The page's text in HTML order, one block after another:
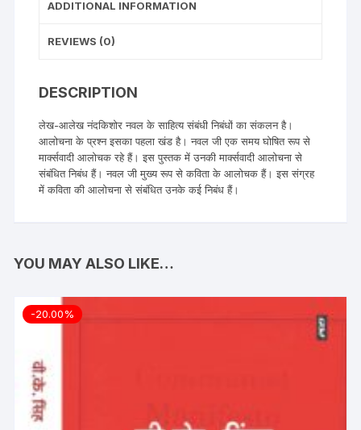
ADDITIONAL INFORMATION
REVIEWS (0)
DESCRIPTION
लेख-आलेख नंदकिशोर नवल के साहित्य संबंधी निबंधों का संकलन है।
आलोचना के प्रश्न इसका पहला खंड है। नवल जी एक समय घोषित रूप से
मार्क्सवादी आलोचक रहे हैं। इस पुस्तक में उनकी मार्क्सवादी आलोचना से
संबंधित निबंध हैं। नवल जी मुख्य रूप से कविता के आलोचक हैं। इस संग्रह
में कविता की आलोचना से संबंधित उनके कई निबंध हैं।
YOU MAY ALSO LIKE…
-20.00%